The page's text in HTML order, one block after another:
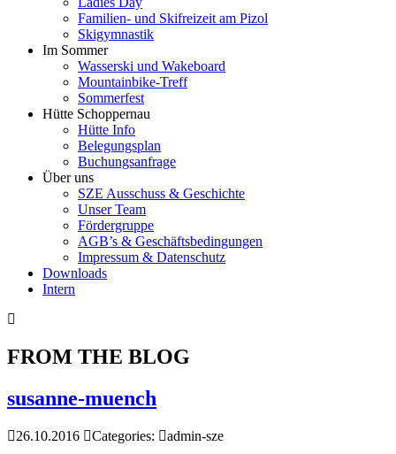
Familien- und Skifreizeit am Pizol
Skigymnastik
Im Sommer
Wasserski und Wakeboard
Mountainbike-Treff
Sommerfest
Hütte Schoppernau
Hütte Info
Belegungsplan
Buchungsanfrage
Über uns
SZE Ausschuss & Geschichte
Unser Team
Fördergruppe
AGB’s & Geschäftsbedingungen
Impressum & Datenschutz
Downloads
Intern
FROM THE BLOG
susanne-muench
26.10.2016 Categories: admin-sze